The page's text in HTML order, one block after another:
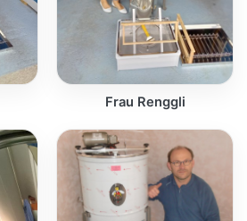
Frau Renggli